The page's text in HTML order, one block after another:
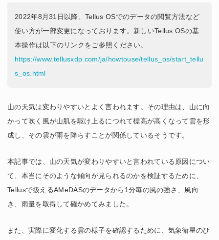
2022年8月31日以降、Tellus OSでのデータの閲覧方法など
使い方が一部変更になっております。新しいTellus OSの基
本操作は以下のリンクをご参照ください。
https://www.tellusxdp.com/ja/howtouse/tellus_os/start_tellu
s_os.html
山の天気は変わりやすいとよく言われます。その理由は、山に向
かって吹く風が山肌を駆け上るにつれて標高が高くなって雲を形
成し、その雲が雨を降らすことが関係しているそうです。
本記事では、山の天気が変わりやすいと言われている原因につい
て、本当にそのような傾向が見られるのかを検証するために、
Tellusで扱えるAMeDASのデータから1分毎の風の強さ、風向
き、雨量を取得して確かめてみました。
また、実際に変化する雲の様子を確認するために、気象衛星のひ